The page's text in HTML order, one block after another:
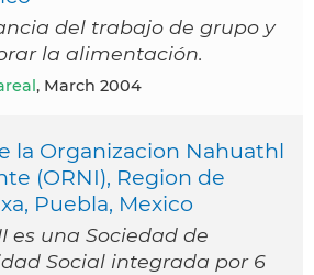
del trabajo de grupo y
la alimentación.
, March 2004
la Organizacion Nahuathl
(ORNI), Region de
Puebla, Mexico
es una Sociedad de
Social integrada por 6